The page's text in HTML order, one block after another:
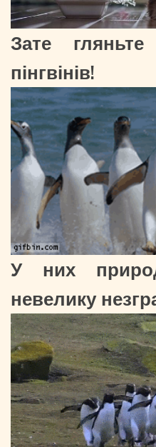
Зате
пінгвінів!
У них
невелику